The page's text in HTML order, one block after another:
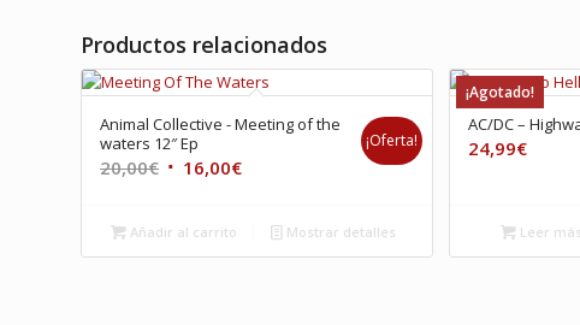
Productos relacionados
Animal Collective ‎- Meeting of the
waters 12″ Ep
20,00€ El
original
era:
16,00€El
actual
es:
¡Oferta!
Añadir al carrito Mostrar detalles
¡Agotado!
AC/DC –
24,99€
Leer más